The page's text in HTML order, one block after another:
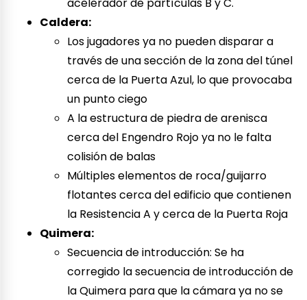
acelerador de partículas B y C.
Caldera:
Los jugadores ya no pueden disparar a
través de una sección de la zona del túnel
cerca de la Puerta Azul, lo que provocaba
un punto ciego
A la estructura de piedra de arenisca
cerca del Engendro Rojo ya no le falta
colisión de balas
Múltiples elementos de roca/guijarro
flotantes cerca del edificio que contienen
la Resistencia A y cerca de la Puerta Roja
Quimera:
Secuencia de introducción: Se ha
corregido la secuencia de introducción de
la Quimera para que la cámara ya no se